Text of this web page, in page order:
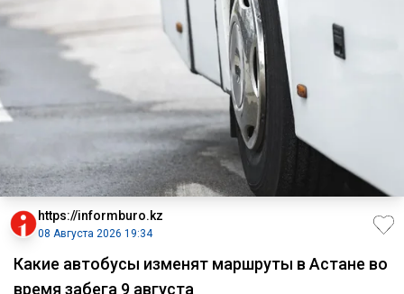
https://informburo.kz
08 Августа 2026 19:34
Какие автобусы изменят маршруты в Астане во
время забега 9 августа